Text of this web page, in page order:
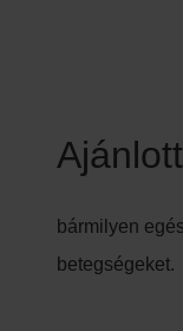
bármilyen
betegségeket.